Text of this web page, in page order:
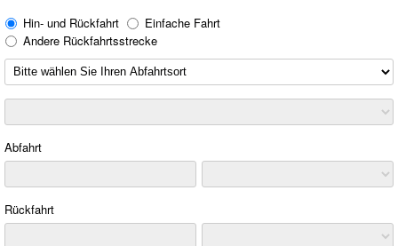
Hin- und Rückfahrt
Einfache Fahrt
Andere Rückfahrtsstrecke
Abfahrt
Rückfahrt